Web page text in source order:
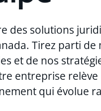
des solutions
Tirez parti de
et de nos
entreprise relève
qui évolue